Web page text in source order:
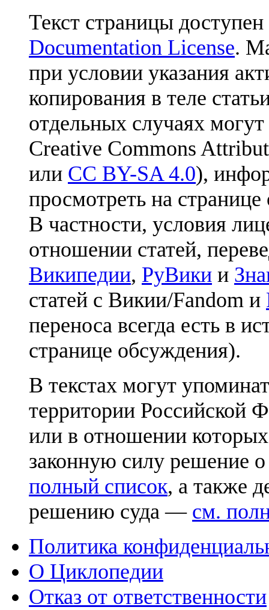
Текст страницы
Documentation License.
при условии указания
копирования в теле
отдельных случаях
Creative Commons
или CC BY-SA 4.0),
просмотреть на
В частности, условия
отношении статей,
Википедии, РуВики и
статей с Викии/Fandom и
переноса всегда есть в
странице обсуждения).
В текстах могут
территории Российской
или в отношении
законную силу решение
полный список, а также
решению суда — см.
Политика
О Циклопедии
Отказ от ответственности